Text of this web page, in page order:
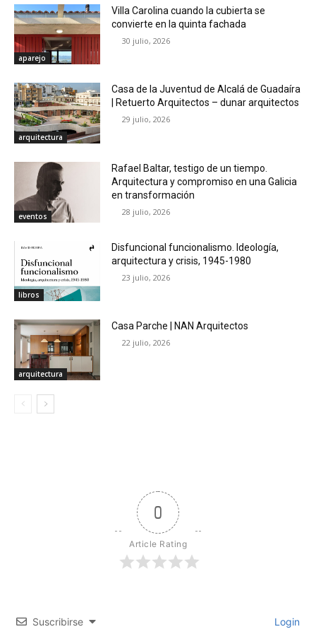
aparejo
Villa Carolina cuando la cubierta se
convierte en la quinta fachada
30 julio, 2026
arquitectura
Casa de la Juventud de Alcalá de Guadaíra
| Retuerto Arquitectos – dunar arquitectos
29 julio, 2026
eventos
Rafael Baltar, testigo de un tiempo.
Arquitectura y compromiso en una Galicia
en transformación
28 julio, 2026
libros
Disfuncional funcionalismo. Ideología,
arquitectura y crisis, 1945-1980
23 julio, 2026
arquitectura
Casa Parche | NAN Arquitectos
22 julio, 2026
0
Article Rating
Suscribirse Login